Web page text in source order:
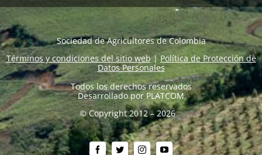
Sociedad de Agricultores de Colombia
Términos y condiciones del sitio web|Política de Protección de
Datos Personales
Todos los derechos reservados
Desarrollado por PLATCOM
© Copyright 2012 – 2026